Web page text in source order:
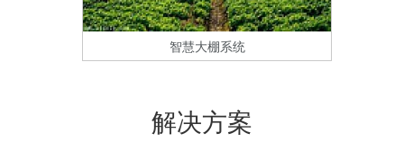
智慧大棚系统
解决方案